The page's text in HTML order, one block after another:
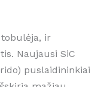
ir
Naujausi SiC
puslaidininkiai